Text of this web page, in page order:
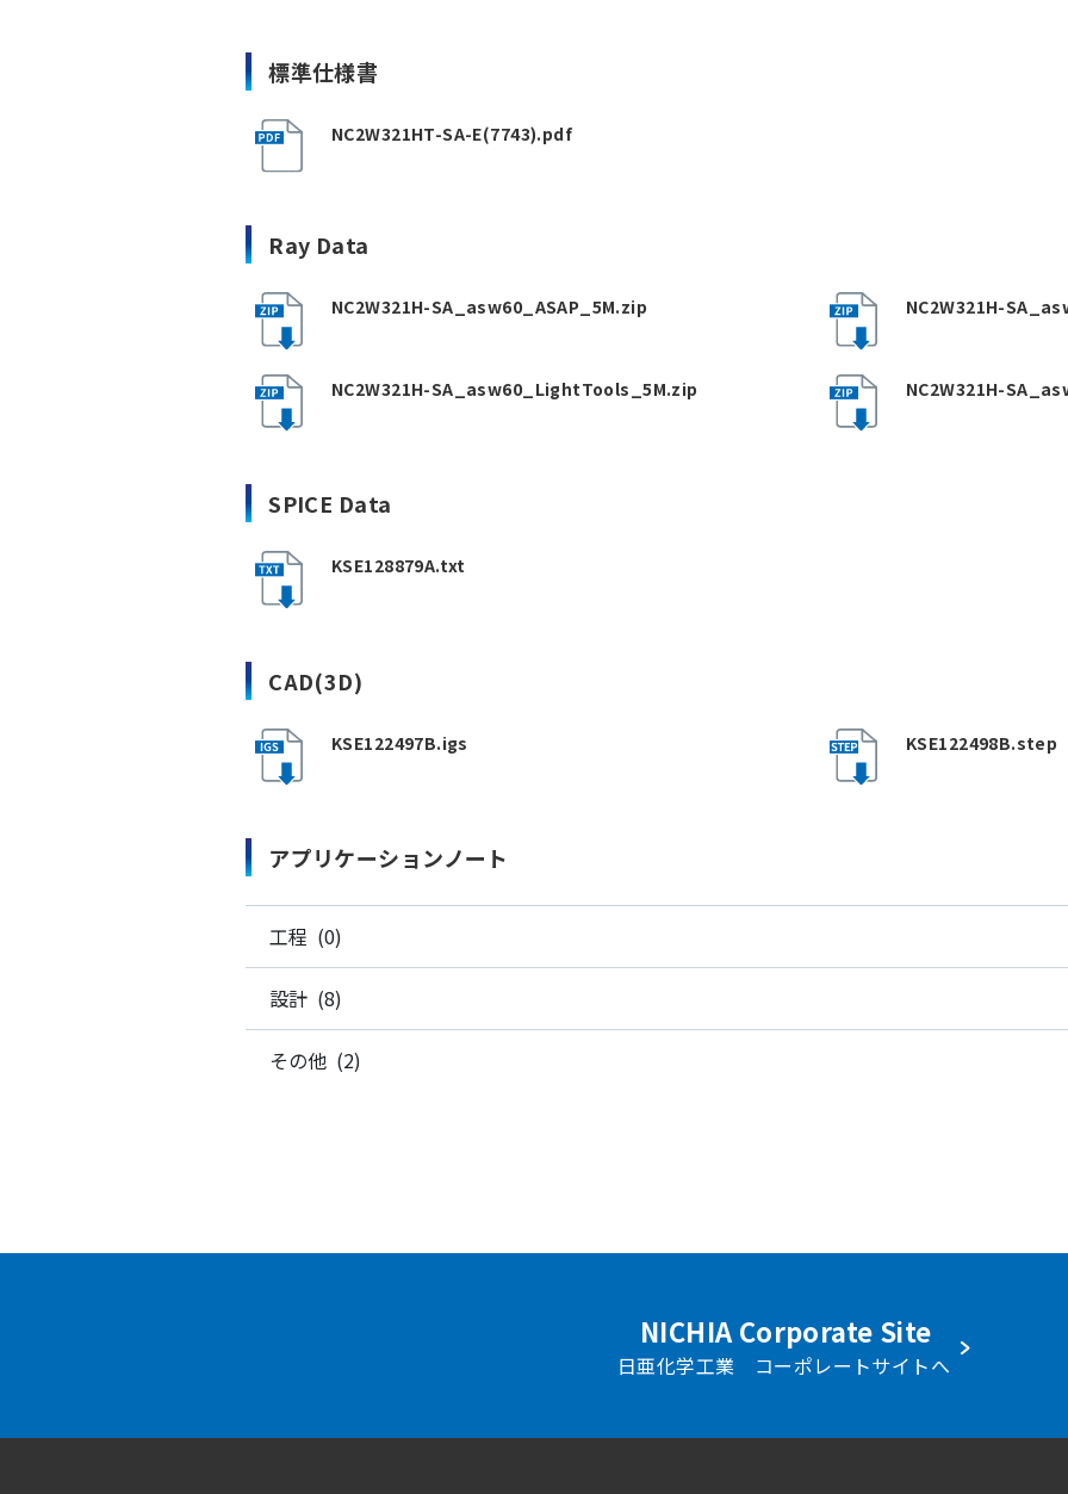
標準仕様書
NC2W321HT-SA-E(7743).pdf
Ray Data
NC2W321H-SA_asw60_ASAP_5M.zip NC2W321H-
NC2W321H-SA_asw60_LightTools_5M.zip NC2W321H-
SPICE Data
KSE128879A.txt
CAD(3D)
KSE122497B.igs KSE122498B.step
アプリケーションノート
工程 (0)
設計 (8)
その他 (2)
NICHIA Corporate Site
日亜化学工業 コーポレートサイトへ